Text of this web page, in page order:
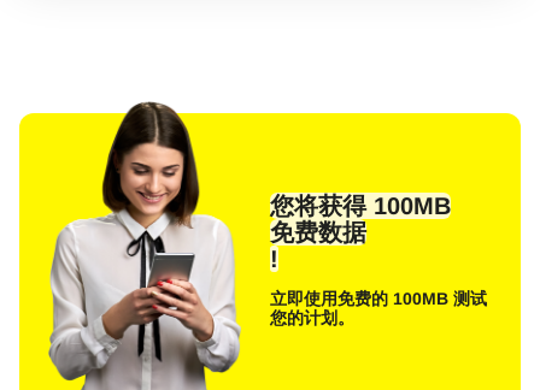
您将获得 100MB
免费数据
!
立即使用免费的 100MB 测试
您的计划。